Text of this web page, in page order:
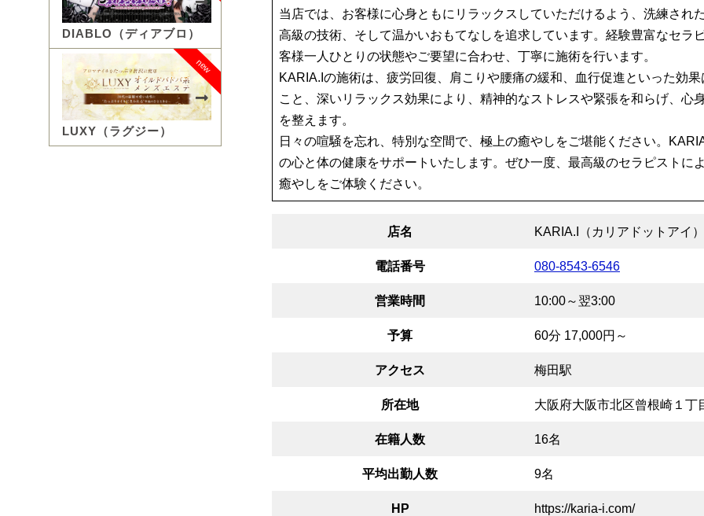
当店では、お客様に心身ともにリラックスしていただけるよう、洗練され
高級の技術、そして温かいおもてなしを追求しています。経験豊富なセラ
客様一人ひとりの状態やご要望に合わせ、丁寧に施術を行います。
KARIA.Iの施術は、疲労回復、肩こりや腰痛の緩和、血行促進といった効
こと、深いリラックス効果により、精神的なストレスや緊張を和らげ、心
を整えます。
日々の喧騒を忘れ、特別な空間で、極上の癒やしをご堪能ください。
の心と体の健康をサポートいたします。ぜひ一度、最高級のセラピストに
癒やしをご体験ください。
店名 KARIA.I（カリアドットアイ）
電話番号 080-8543-6546
営業時間 10:00～翌3:00
予算 60分 17,000円～
アクセス 梅田駅
所在地 大阪府大阪市北区曾根崎１丁
在籍人数 16名
平均出勤人数 9名
HP https://karia-i.com/
DIABLO（ディアブロ）
new
LUXY（ラグジー）